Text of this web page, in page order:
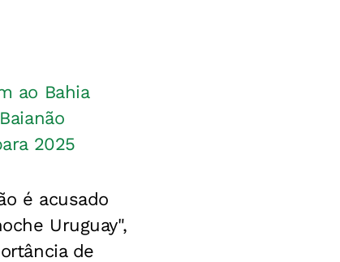
ao Bahia
2025
é acusado
Uruguay",
de